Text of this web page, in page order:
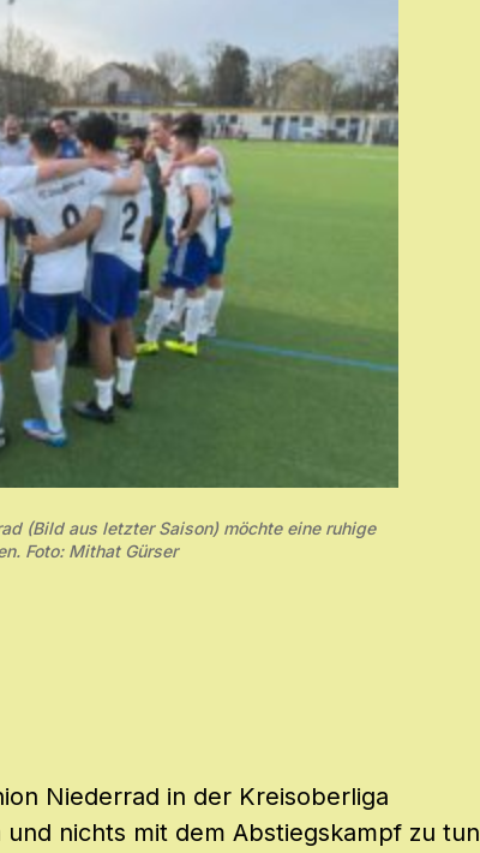
(Bild aus letzter Saison) möchte eine ruhige
Foto: Mithat Gürser
Niederrad in der Kreisoberliga
nichts mit dem Abstiegskampf zu tun